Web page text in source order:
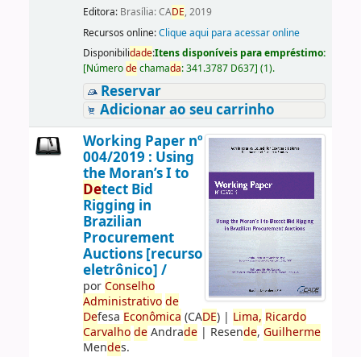
Editora: Brasília: CADE, 2019
Recursos online:Clique aqui para acessar online
Disponibilidade:Itens disponíveis para empréstimo:
[Númerodechamada:341.3787 D637] (1).
Reservar
Adicionar ao seu carrinho
Working Paper nº
004/2019 : Using
the Moran’s I to
Detect Bid
Rigging in
Brazilian
Procurement
Auctions [recurso
eletrônico] /
porConselho
Administrativo de
Defesa Econômica (CADE)| Lima, Ricardo
Carvalho deAndrade| Resende, Guilherme
Mendes.